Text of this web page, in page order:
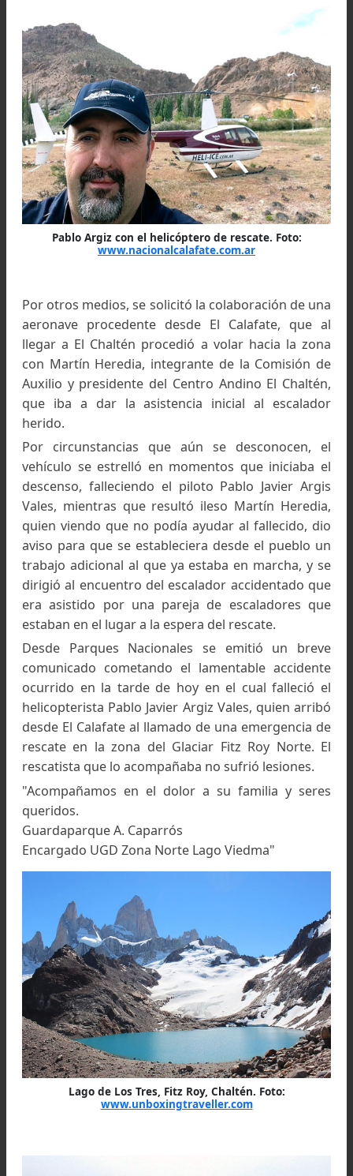
Fuente:www.eldiarionuevodia.com.ar
Accidente fatal en el Cerro Fitz
Roy
Por la tarde del Domingo 14 de diciembre,
aeronave había arribado a nuestra localidad
prestar asistencia en el rescate de un
accidentado en el glaciar Fitz Roy Norte. En
aproximación al lugar del accidente se
El helicóptero trasportaba al primer rescatista
zona, que iba a asistir a una persona
de la cual se tomó conocimiento a primera hora
la tarde.
Como es habitual en estos casos se
protocolo de rescate que incluye a la Comisión
Auxilio de El Chaltén, Parques
Gendarmería Nacional.
Cuarenta y dos personas partieron hacia la
del accidente y se estipula que el primer grupo
rescate arribe al lugar pasada la medianoche.
Pablo Argiz con el helicóptero de rescate. Foto:
www.nacionalcalafate.com.ar
Por otros medios, se solicitó la colaboración de
aeronave procedente desde El Calafate,
llegar a El Chaltén procedió a volar hacia la
con Martín Heredia, integrante de la Comisión
Auxilio y presidente del Centro Andino El
que iba a dar la asistencia inicial al
herido.
Por circunstancias que aún se
vehículo se estrelló en momentos que
descenso, falleciendo el piloto Pablo Javier
quien viendo que no podía ayudar al fallecido,